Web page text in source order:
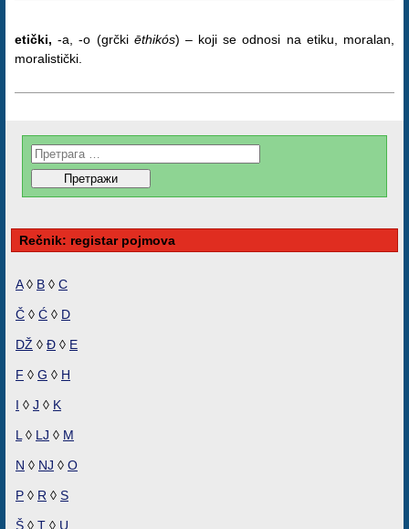
etički, -a, -o (grčki ēthikós) – koji se odnosi na etiku, moralan,
moralistički.
Rečnik: registar pojmova
A◊ B ◊ C
Č ◊ Ć ◊ D
DŽ ◊ Đ ◊ E
F ◊ G ◊ H
I ◊ J ◊ K
L ◊ LJ ◊ M
N ◊ NJ ◊ O
P ◊ R ◊ S
Š ◊ T ◊ U